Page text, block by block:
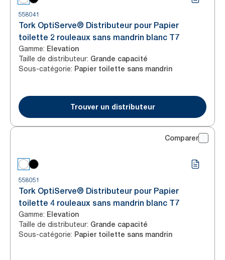
558041
Tork OptiServe® Distributeur pour Papier
toilette 2 rouleaux sans mandrin blanc T7
Gamme: Elevation
Taille de distributeur: Grande capacité
Sous-catégorie: Papier toilette sans mandrin
Trouver un distributeur
Comparer
558051
Tork OptiServe® Distributeur pour Papier
toilette 4 rouleaux sans mandrin blanc T7
Gamme: Elevation
Taille de distributeur: Grande capacité
Sous-catégorie: Papier toilette sans mandrin